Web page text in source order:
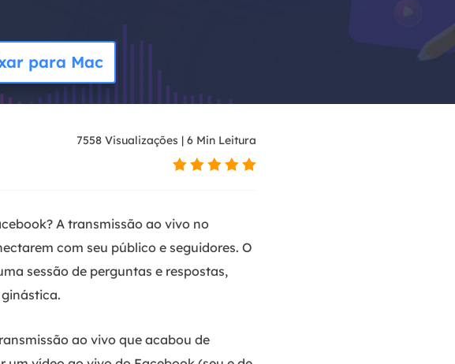
para Mac
7558 Visualizações | 6 Min Leitura
A transmissão ao vivo no
com seu público e seguidores. O
sessão de perguntas e respostas,
ao vivo que acabou de